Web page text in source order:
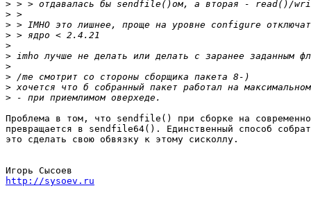
>
>
>
>
>
>
>
>
>
>
Проблема в том, что sendfile() при сборке на
превращается в sendfile64(). Единственный способ
это сделать свою обвязку к этому сисколлу.
http://sysoev.ru